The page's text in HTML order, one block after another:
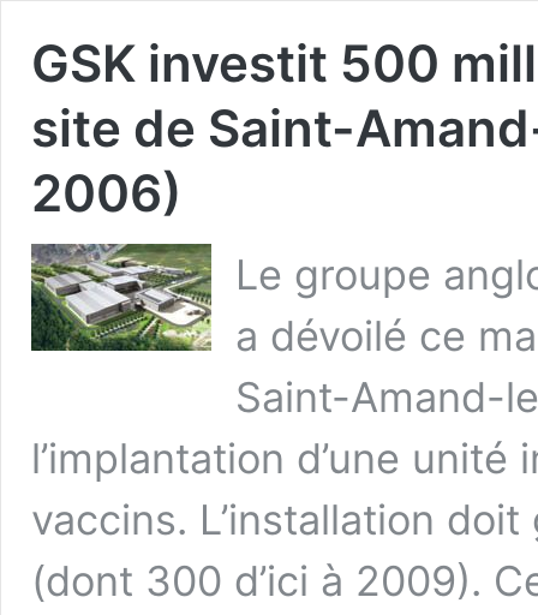
GSK investit 500
site de Saint-
2006)
Le groupe
a dévoilé ce
Saint-Amand-
l’implantation d’une
vaccins. L’installation
(dont 300 d’ici à 2009).